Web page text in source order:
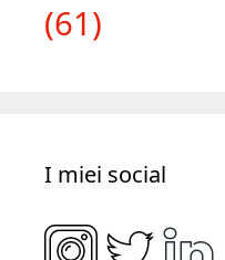
(61)
I miei social